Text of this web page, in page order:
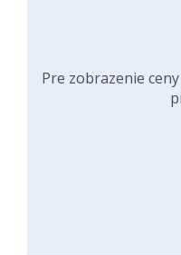
Pre zobrazenie